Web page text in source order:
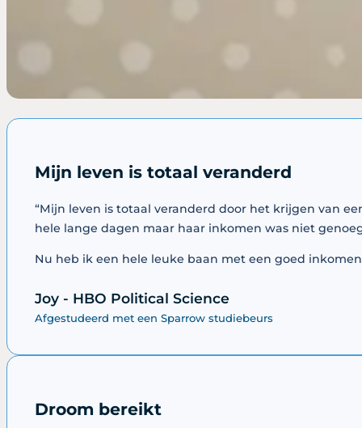
Mijn leven is totaal veranderd
“Mijn leven is totaal veranderd door het krijgen van
hele lange dagen maar haar inkomen was niet
Nu heb ik een hele leuke baan met een goed
Joy - HBO Political Science
Afgestudeerd met een Sparrow studiebeurs
Droom bereikt